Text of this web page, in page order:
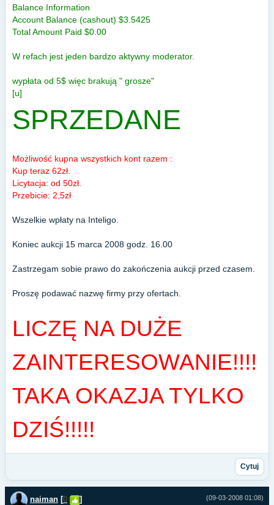
Balance Information
Account Balance (cashout) $3.5425
Total Amount Paid $0.00
W refach jest jeden bardzo aktywny moderator.
wypłata od 5$ więc brakują " grosze"
[u]
SPRZEDANE
Możliwość kupna wszystkich kont razem :
Kup teraz 62zł.
Licytacja: od 50zł.
Przebicie: 2,5zł
Wszelkie wpłaty na Inteligo.
Koniec aukcji 15 marca 2008 godz. 16.00
Zastrzegam sobie prawo do zakończenia aukcji przed czasem.
Proszę podawać nazwę firmy przy ofertach.
LICZĘ NA DUŻE
ZAINTERESOWANIE!!!!
TAKA OKAZJA TYLKO
DZIŚ!!!!!
Cytuj
(09-03-2008 01:08)
naiman [0 ]